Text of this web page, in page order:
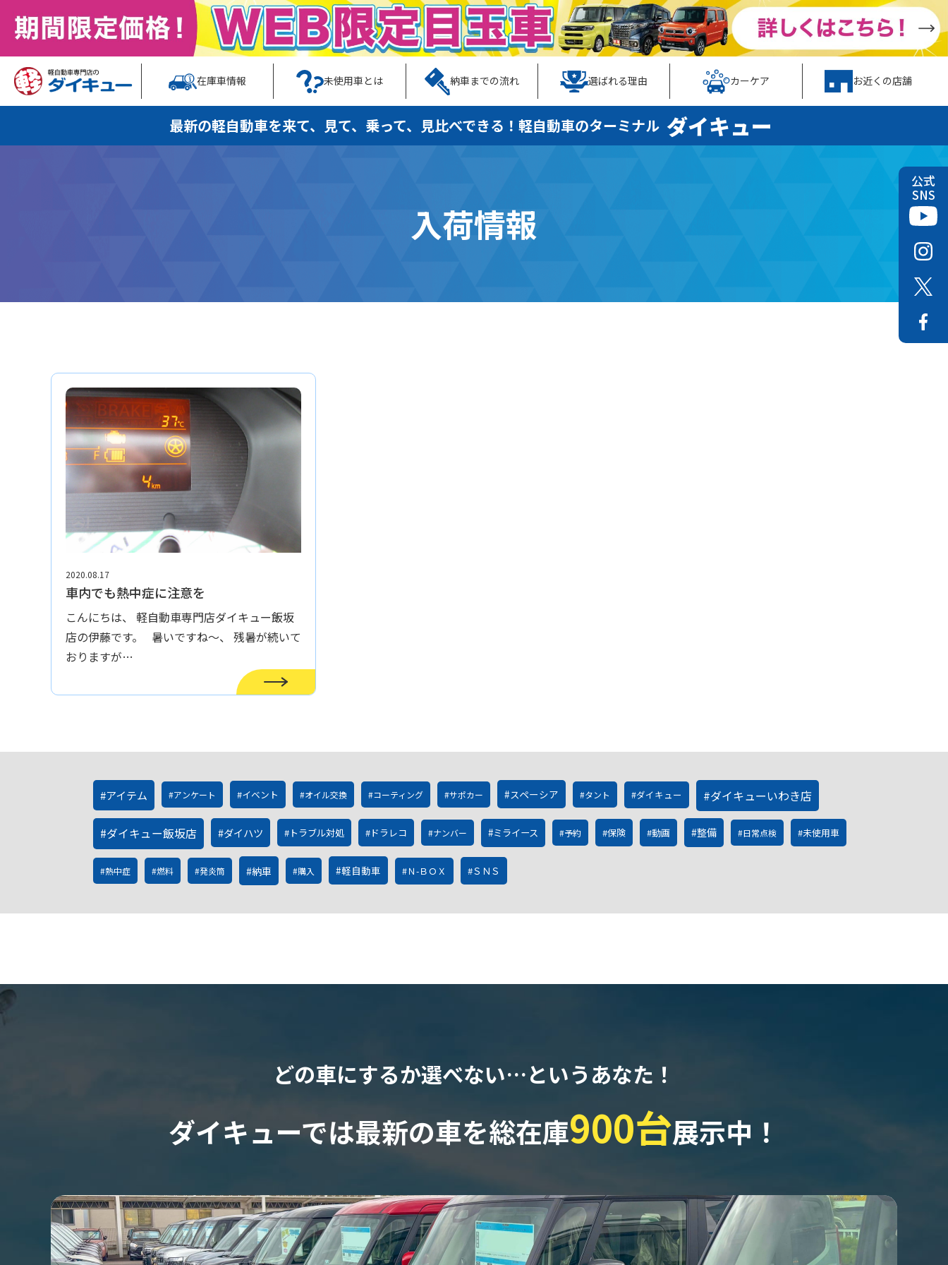
在庫車情報 未使用車とは 納車までの流れ 選ばれる理由 カーケア お近くの店舗
公式
SNS
最新の軽自動車を来て、見て、乗って、見比べできる！ 軽自動車のターミナル ダイキュー
入荷情報
2020.08.17
車内でも熱中症に注意を
こんにちは、 軽自動車専門店ダイキュー飯坂
店の伊藤です。 暑いですね～、 残暑が続いて
おりますが…
アイテム アンケート イベント オイル交換 コーティング サポカー スペーシア タント ダイキュー ダイキューいわき店
ダイキュー飯坂店 ダイハツ トラブル対処 ドラレコ ナンバー ミライース 予約 保険 動画 整備 日常点検 未使用車
熱中症 燃料 発炎筒 納車 購入 軽自動車 Ｎ-ＢＯＸ ＳＮＳ
どの車にするか選べない…というあなた！
ダイキューでは最新の車を総在庫900台展示中！